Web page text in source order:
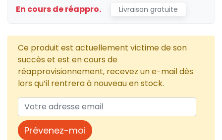
En cours de réappro. Livraison gratuite
Ce produit est actuellement victime de son
succès et est en cours de
réapprovisionnement, recevez un e-mail dès
lors qu’il rentrera à nouveau en stock.
Prévenez-moi